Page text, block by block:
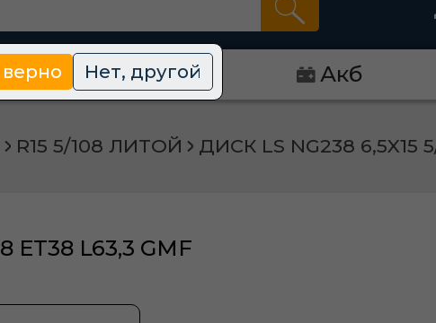
Нет, другой
Диски Акб
R15 5/108 ЛИТОЙ ДИСК LS NG238 6,5X15
ET38 L63,3 GMF